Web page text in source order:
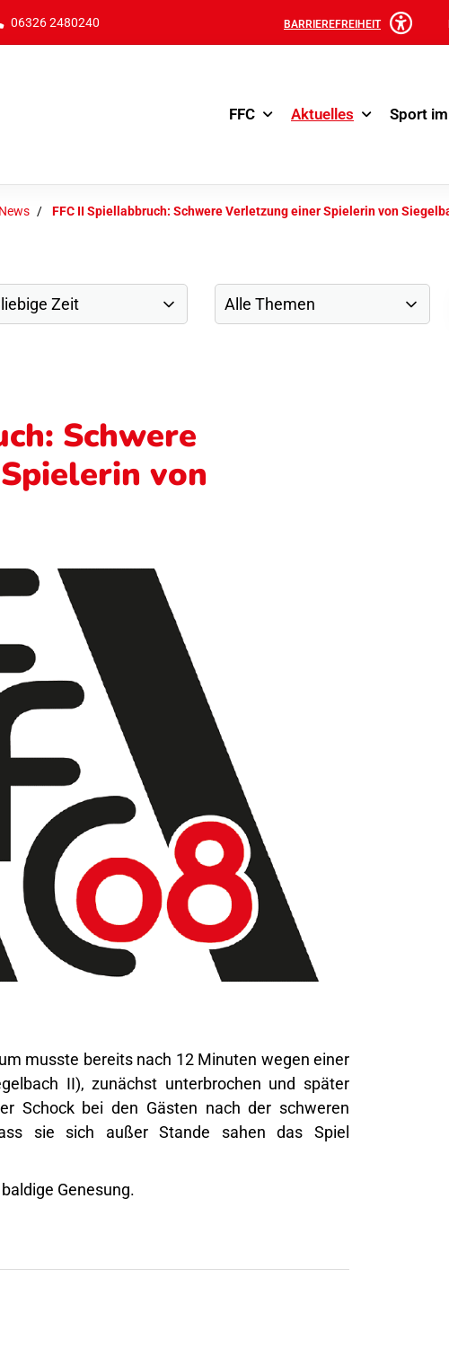
06326 2480240 BARRIEREFREIHEIT
FFC Aktuelles Sport im
FFC II Spiellabbruch: Schwere Verletzung einer Spielerin von
Schwere
von
musste bereits nach 12 Minuten wegen einer
II), zunächst unterbrochen und später
Schock bei den Gästen nach der schweren
sie sich außer Stande sahen das Spiel
Genesung.